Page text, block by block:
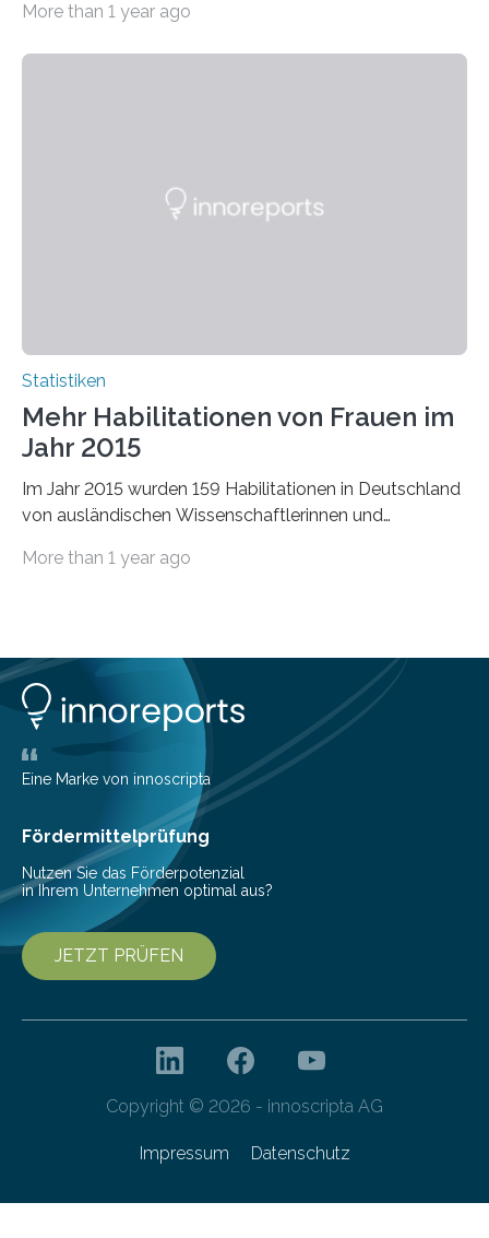
bei…
More than 1 year ago
Statistiken
Mehr Habilitationen von Frauen im
Jahr 2015
Im Jahr 2015 wurden 159 Habilitationen in Deutschland
von ausländischen Wissenschaftlerinnen und
More than 1 year ago
Eine Marke von innoscripta
Fördermittelprüfung
Nutzen Sie das Förderpotenzial
in Ihrem Unternehmen optimal aus?
JETZT PRÜFEN
Copyright © 2026 - innoscripta AG
Impressum Datenschutz